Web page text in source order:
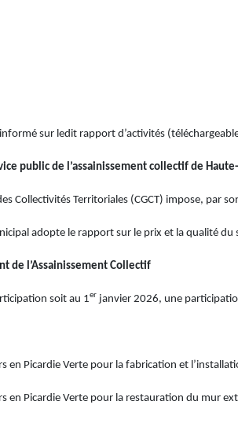
sur ledit rapport d’activités
public de l’assainissement collectif de
Collectivités Territoriales (CGCT) impose, par
adopte le rapport sur le prix et la qualité du
de l’Assainissement Collectif
soit au 1er janvier 2026, une
en Picardie Verte pour la fabrication et
en Picardie Verte pour la restauration du mur